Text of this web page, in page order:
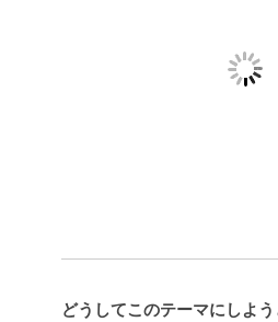
どうしてこのテーマにしよ